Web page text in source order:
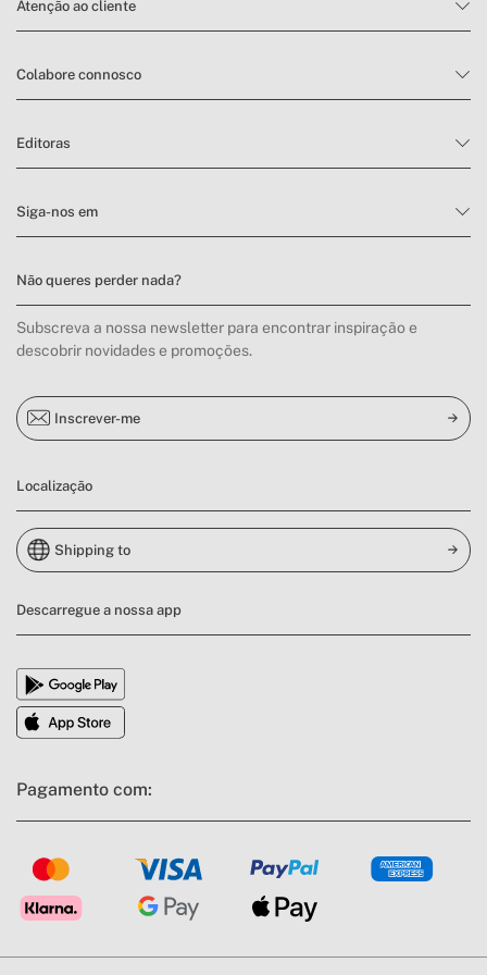
Atenção ao cliente
Colabore connosco
Editoras
Siga-nos em
Não queres perder nada?
Subscreva a nossa newsletter para encontrar inspiração e
descobrir novidades e promoções.
Inscrever-me
Localização
Shipping to
Descarregue a nossa app
Pagamento com: